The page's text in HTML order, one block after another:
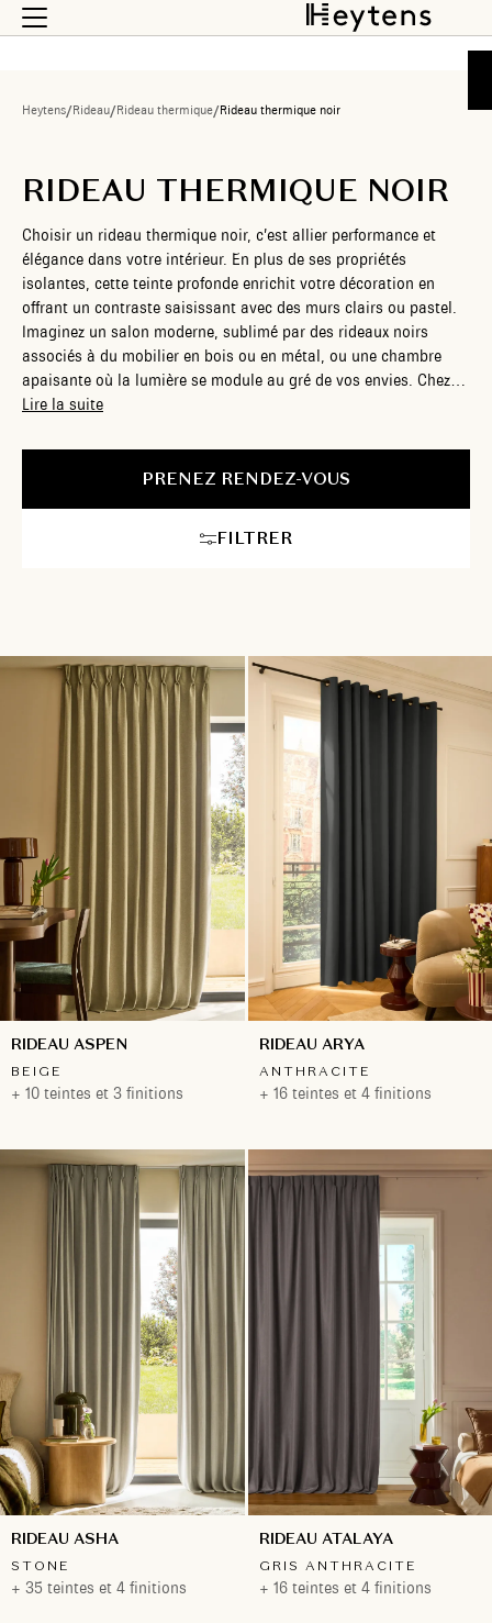
Heytens/Rideau/Rideau thermique/Rideau thermique noir
RIDEAU THERMIQUE NOIR
Choisir un rideau thermique noir, c’est allier performance et
élégance dans votre intérieur. En plus de ses propriétés
isolantes, cette teinte profonde enrichit votre décoration en
offrant un contraste saisissant avec des murs clairs ou pastel.
Imaginez un salon moderne, sublimé par des rideaux noirs
associés à du mobilier en bois ou en métal, ou une chambre
apaisante où la lumière se module au gré de vos envies. Chez
Heytens, chaque rideau s’adapte parfaitement à votre espace,
complet. Découvrez notre large gamme et transformez vos
fenêtres en véritables éléments de design.
Lire la suite
PRENEZ RENDEZ-VOUS
FILTRER
RIDEAU ASPEN
BEIGE
+ 10 teintes et 3 finitions
RIDEAU ARYA
ANTHRACITE
+ 16 teintes et 4 finitions
RIDEAU ASHA
STONE
+ 35 teintes et 4 finitions
RIDEAU ATALAYA
GRIS ANTHRACITE
+ 16 teintes et 4 finitions